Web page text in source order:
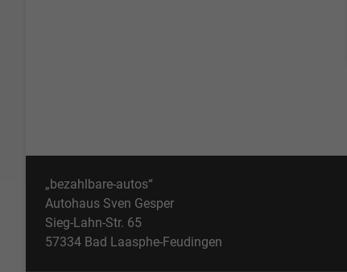
„bezahlbare-autos“
Autohaus Sven Gesper
Sieg-Lahn-Str. 65
57334 Bad Laasphe-Feudingen